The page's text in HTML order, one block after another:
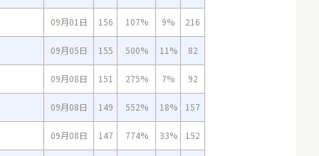
09月01日 156 107% 9% 216
09月05日 155 500% 11% 82
09月08日 151 275% 7% 92
09月08日 149 552% 18% 157
09月08日 147 774% 33% 152